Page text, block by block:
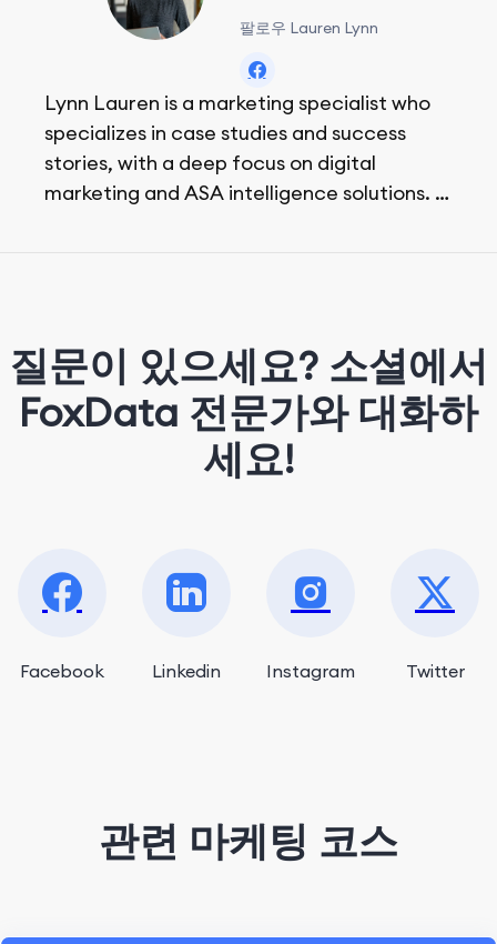
팔로우 Lauren Lynn
Lynn Lauren is a marketing specialist who
specializes in case studies and success
stories, with a deep focus on digital
marketing and ASA intelligence solutions.
질문이 있으세요? 소셜에서
FoxData 전문가와 대화하
세요!
Facebook Linkedin Instagram Twitter
관련 마케팅 코스